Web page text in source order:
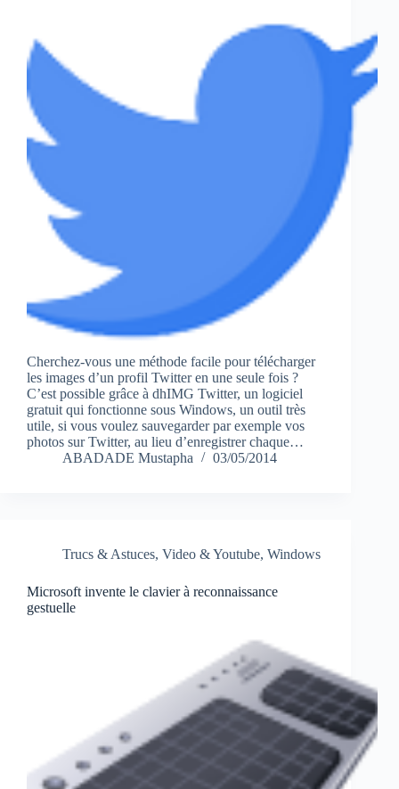
Cherchez-vous une méthode facile pour télécharger
les images d’un profil Twitter en une seule fois ?
C’est possible grâce à dhIMG Twitter, un logiciel
gratuit qui fonctionne sous Windows, un outil très
utile, si vous voulez sauvegarder par exemple vos
photos sur Twitter, au lieu d’enregistrer chaque…
ABADADE Mustapha
03/05/2014
Trucs & Astuces, Video & Youtube, Windows
Microsoft invente le clavier à reconnaissance
gestuelle